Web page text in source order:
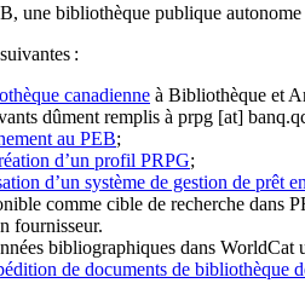
une bibliothèque publique
:
canadienne à Bibliothèque et
dûment remplis à prpg [at]
au PEB;
d’un profil PRPG;
d’un système de gestion de prêt
comme cible de recherche dans
fournisseur.
bibliographiques dans WorldCat
de documents de bibliothèque